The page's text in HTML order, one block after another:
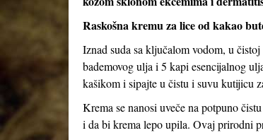
Raskošna kremu za lice od kakao
Iznad suda sa ključalom vodom, u
bademovog ulja i 5 kapi esencijalnog
kašikom i sipajte u čistu i suvu kutijicu
Krema se nanosi uveče na potpuno
i da bi krema lepo upila. Ovaj prirodni